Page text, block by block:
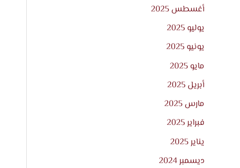
أغسطس 2025
يوليو 2025
يونيو 2025
مايو 2025
أبريل 2025
مارس 2025
فبراير 2025
يناير 2025
ديسمبر 2024